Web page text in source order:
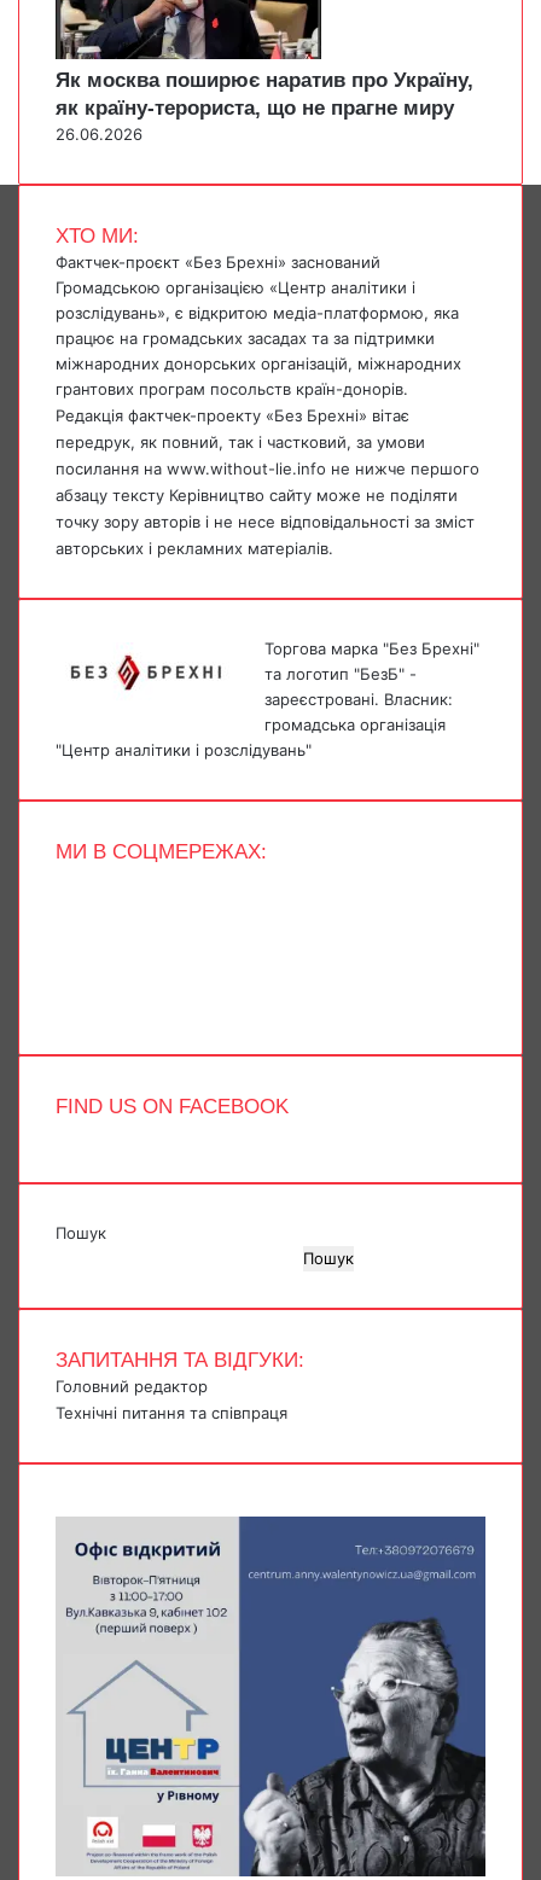
Як москва поширює наратив про Україну,
як країну-терориста, що не прагне миру
26.06.2026
ХТО МИ:
Фактчек-проєкт «Без Брехні» заснований
Громадською організацією «Центр аналітики і
розслідувань», є відкритою медіа-платформою, яка
працює на громадських засадах та за підтримки
міжнародних донорських організацій, міжнародних
грантових програм посольств країн-донорів.
Редакція фактчек-проекту «Без Брехні» вітає
передрук, як повний, так і частковий, за умови
посилання на www.without-lie.info не нижче першого
абзацу тексту Керівництво сайту може не поділяти
точку зору авторів і не несе відповідальності за зміст
авторських і рекламних матеріалів.
Торгова марка "Без Брехні"
та логотип "БезБ" -
зареєстровані. Власник:
громадська організація
"Центр аналітики і розслідувань"
МИ В СОЦМЕРЕЖАХ:
FIND US ON FACEBOOK
Пошук
Пошук
ЗАПИТАННЯ ТА ВІДГУКИ:
Головний редактор
Технічні питання та співпраця